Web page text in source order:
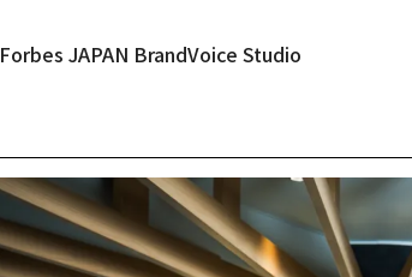
Forbes JAPAN BrandVoice Studio